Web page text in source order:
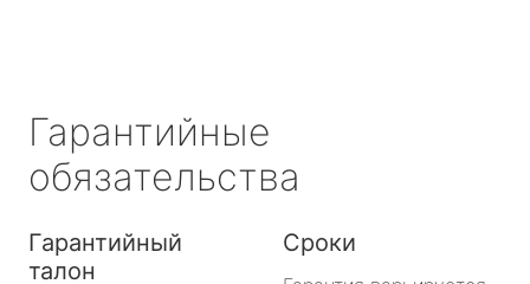
Гарантийные
обязательства
Гарантийный
талон
Сроки